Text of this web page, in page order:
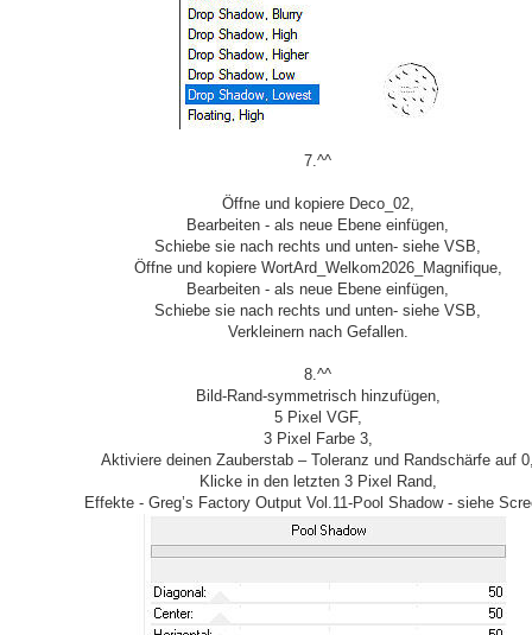
7.^^
Öffne und kopiere Deco_02,
Bearbeiten - als neue Ebene einfügen,
Schiebe sie nach rechts und unten- siehe VSB,
Öffne und kopiere WortArd_Welkom2026_Magnifique,
Bearbeiten - als neue Ebene einfügen,
Schiebe sie nach rechts und unten- siehe VSB,
Verkleinern nach Gefallen.
8.^^
Bild-Rand-symmetrisch hinzufügen,
5 Pixel VGF,
3 Pixel Farbe 3,
Aktiviere deinen Zauberstab – Toleranz und Randschärfe auf
Klicke in den letzten 3 Pixel Rand,
Effekte - Greg’s Factory Output Vol.11-Pool Shadow - siehe